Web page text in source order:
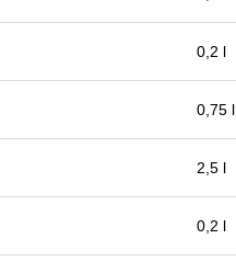
0,2 l
0,75 l
2,5 l
0,2 l